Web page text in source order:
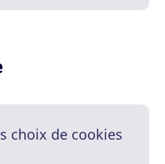
choix de cookies